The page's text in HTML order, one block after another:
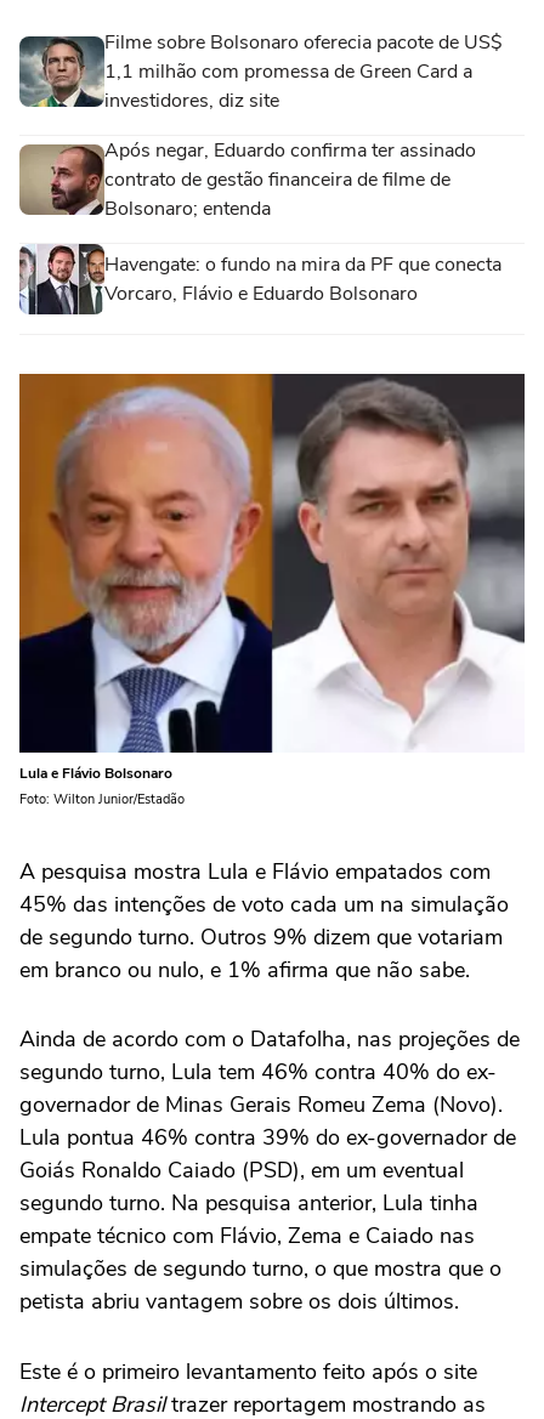
Filme sobre Bolsonaro oferecia pacote de US$
1,1 milhão com promessa de Green Card a
investidores, diz site
Após negar, Eduardo confirma ter assinado
contrato de gestão financeira de filme de
Bolsonaro; entenda
Havengate: o fundo na mira da PF que conecta
Vorcaro, Flávio e Eduardo Bolsonaro
Lula e Flávio Bolsonaro
Foto: Wilton Junior/Estadão
A pesquisa mostra Lula e Flávio empatados com
45% das intenções de voto cada um na simulação
de segundo turno. Outros 9% dizem que votariam
em branco ou nulo, e 1% afirma que não sabe.
Ainda de acordo com o Datafolha, nas projeções de
segundo turno, Lula tem 46% contra 40% do ex-
governador de Minas Gerais Romeu Zema (Novo).
Lula pontua 46% contra 39% do ex-governador de
Goiás Ronaldo Caiado (PSD), em um eventual
segundo turno. Na pesquisa anterior, Lula tinha
empate técnico com Flávio, Zema e Caiado nas
simulações de segundo turno, o que mostra que o
petista abriu vantagem sobre os dois últimos.
Este é o primeiro levantamento feito após o site
Intercept Brasiltrazer reportagem mostrando as